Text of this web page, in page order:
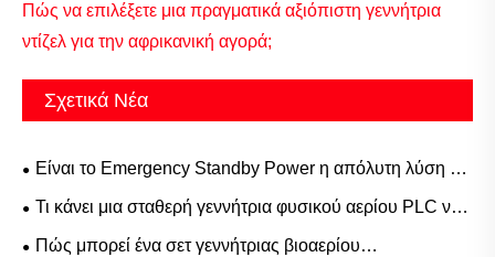
Πώς να επιλέξετε μια πραγματικά αξιόπιστη γεννήτρια
ντίζελ για την αφρικανική αγορά;
Σχετικά Νέα
Είναι το Emergency Standby Power η απόλυτη λύση για
αδιάκοπη ενεργειακή αξιοπιστία στη σύγχρονη υποδομή
Τι κάνει μια σταθερή γεννήτρια φυσικού αερίου PLC να
έχει την πιο αξιόπιστη λύση ισχύος για βιομηχανικά
Πώς μπορεί ένα σετ γεννήτριας βιοαερίου